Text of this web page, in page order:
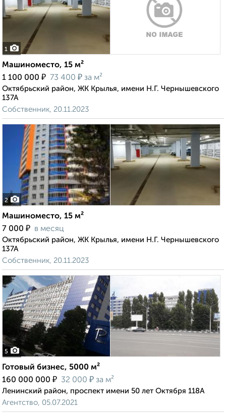
1
Машиноместо, 15 м²
1 100 000 ₽ 73 400 ₽ за м²
Октябрьский район, ЖК Крылья, имени Н.Г. Чернышевского
137А
Собственник, 20.11.2023
2
Машиноместо, 15 м²
7 000 ₽ в месяц
Октябрьский район, ЖК Крылья, имени Н.Г. Чернышевского
137А
Собственник, 20.11.2023
5
Готовый бизнес, 5000 м²
160 000 000 ₽ 32 000 ₽ за м²
Ленинский район, проспект имени 50 лет Октября 118А
Агентство, 05.07.2021